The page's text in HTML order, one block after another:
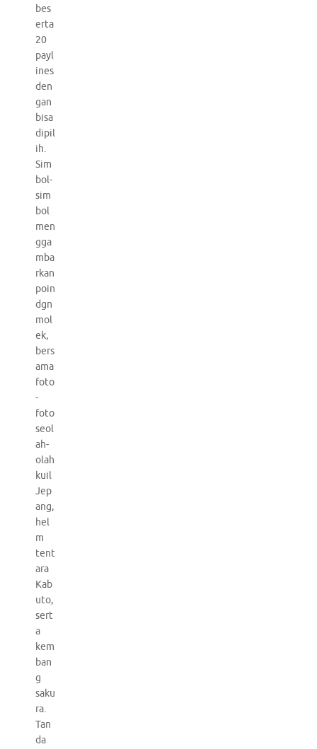
bes
erta
20
payl
ines
den
gan
bisa
dipil
ih.
Sim
bol-
sim
bol
men
gga
mba
rkan
poin
dgn
mol
ek,
bers
ama
foto
-
foto
seol
ah-
olah
kuil
Jep
ang,
hel
m
tent
ara
Kab
uto,
sert
a
kem
ban
g
saku
ra.
Tan
da